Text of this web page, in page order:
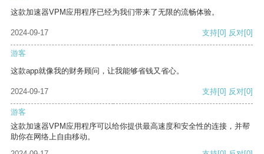
这款加速器VPM应用程序已经为我们带来了无限的流畅体验。
2024-09-17 支持[0] 反对[0]
游客
这款app就像我的财务顾问，让我能够省钱又省心。
2024-09-17 支持[0] 反对[0]
游客
这款加速器VPM应用程序可以给你提供最高速度和安全性的连接，并帮
助你在网络上自由移动。